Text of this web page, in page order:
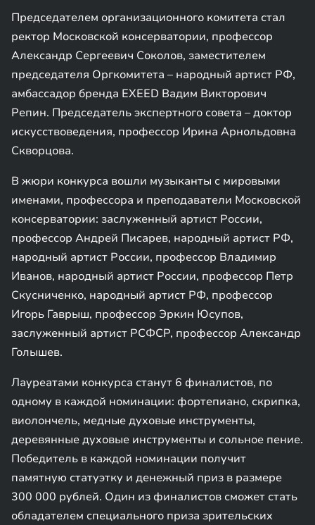
Председателем организационного комитета стал
ректор Московской консерватории, профессор
Александр Сергеевич Соколов, заместителем
председателя Оргкомитета – народный артист РФ,
амбассадор бренда EXEED Вадим Викторович
Репин. Председатель экспертного совета – доктор
искусствоведения, профессор Ирина Арнольдовна
Скворцова.
В жюри конкурса вошли музыканты с мировыми
именами, профессора и преподаватели Московской
консерватории: заслуженный артист России,
профессор Андрей Писарев, народный артист РФ,
народный артист России, профессор Владимир
Иванов, народный артист России, профессор Петр
Скусниченко, народный артист РФ, профессор
Игорь Гаврыш, профессор Эркин Юсупов,
заслуженный артист РСФСР, профессор Александр
Голышев.
Лауреатами конкурса станут 6 финалистов, по
одному в каждой номинации: фортепиано, скрипка,
виолончель, медные духовые инструменты,
деревянные духовые инструменты и сольное пение.
Победитель в каждой номинации получит
памятную статуэтку и денежный приз в размере
300 000 рублей. Один из финалистов сможет стать
обладателем специального приза зрительских